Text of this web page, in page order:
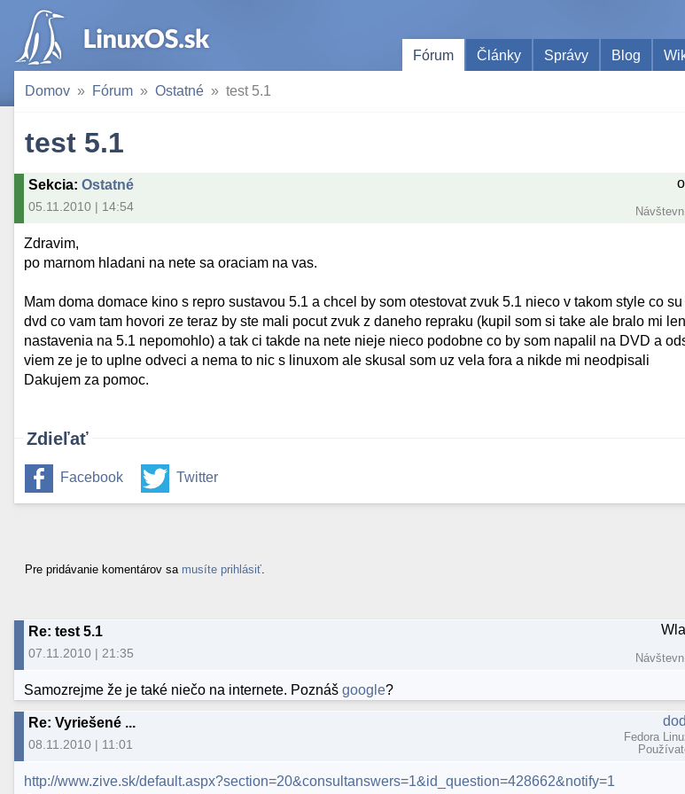
Fórum
Články Správy Blog
Domov Fórum Ostatné test 5.1
test 5.1
Sekcia: Ostatné
05.11.2010 | 14:54
Zdravim,
po marnom hladani na nete sa oraciam na vas.
Mam doma domace kino s repro sustavou 5.1 a chcel by som otestovat zvuk 5.1 nieco v takom style co
dvd co vam tam hovori ze teraz by ste mali pocut zvuk z daneho repraku (kupil som si take ale bralo mi
nastavenia na 5.1 nepomohlo) a tak ci takde na nete nieje nieco podobne co by som napalil na DVD a
viem ze je to uplne odveci a nema to nic s linuxom ale skusal som uz vela fora a nikde mi neodpisali
Dakujem za pomoc.
Zdieľať
Facebook Twitter
Pre pridávanie komentárov sa musíte prihlásiť
Re: test 5.1
07.11.2010 | 21:35
Samozrejme že je také niečo na internete. Poznášgoogle?
Re: Vyriešené ...
08.11.2010 | 11:01
Fedora
http://www.zive.sk/default.aspx?section=20&consultanswers=1&id_question=428662&notify=1